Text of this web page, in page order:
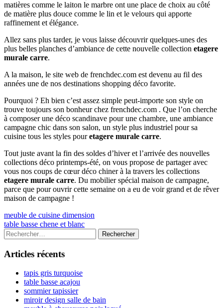
matières comme le laiton le marbre ont une place de choix au côté
de matière plus douce comme le lin et le velours qui apporte
raffinement et élégance.
Allez sans plus tarder, je vous laisse découvrir quelques-unes des
plus belles planches d’ambiance de cette nouvelle collection etagere
murale carre.
A la maison, le site web de frenchdec.com est devenu au fil des
années une de nos destinations shopping déco favorite.
Pourquoi ? Eh bien c’est assez simple peut-importe son style on
trouve toujours son bonheur chez frenchdec.com . Que l’on cherche
à composer une déco scandinave pour une chambre, une ambiance
campagne chic dans son salon, un style plus industriel pour sa
cuisine tous les styles pouretagere murale carre.
Tout juste avant la fin des soldes d’hiver et l’arrivée des nouvelles
collections déco printemps-été, on vous propose de partager avec
vous nos coups de cœur déco chiner à la travers les collections
etagere murale carre. Du mobilier spécial maison de campagne,
parce que pour ouvrir cette semaine on a eu de voir grand et de rêver
maison de campagne !
Navigation
de
l’article
Previous
article:
meuble de cuisine dimension
Next
article:
table basse chene et blanc
Colonne
latérale
principale
Rechercher :
Articles récents
tapis gris turquoise
table basse acajou
sommier tapissier
miroir design salle de bain